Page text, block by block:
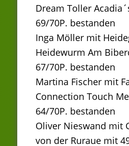
Dream Toller
69/70P. bestanden
Inga Möller mit
Heidewurm Am
67/70P. bestanden
Martina Fischer mit
Connection Touch
64/70P. bestanden
Oliver Nieswand mit
von der Ruraue mit